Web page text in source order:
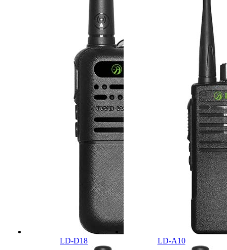
LD-D18 LD-A10